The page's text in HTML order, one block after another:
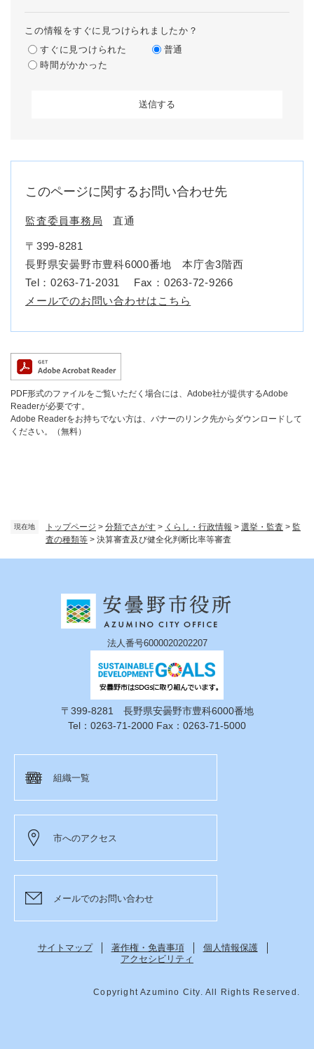
現在地 トップページ > 分類でさがす > くらし・行政情報 > 選挙・監査 > 監
査の種類等 > 決算審査及び健全化判断比率等審査
この情報をすぐに見つけられましたか？
すぐに見つけられた
普通
時間がかかった
このページに関するお問い合わせ先
監査委員事務局 直通
〒399-8281
長野県安曇野市豊科6000番地 本庁舎3階西
Tel：0263-71-2031
Fax：0263-72-9266
メールでのお問い合わせはこちら
PDF形式のファイルをご覧いただく場合には、Adobe社が提供するAdobe
Readerが必要です。
Adobe Readerをお持ちでない方は、バナーのリンク先からダウンロードして
ください。（無料）
法人番号6000020202207
〒399-8281 長野県安曇野市豊科6000番地
Tel：0263-71-2000 Fax：0263-71-5000
組織一覧
市へのアクセス
メールでのお問い合わせ
サイトマップ 著作権・免責事項
個人情報保護
アクセシビリティ
Copyright Azumino City. All Rights Reserved.